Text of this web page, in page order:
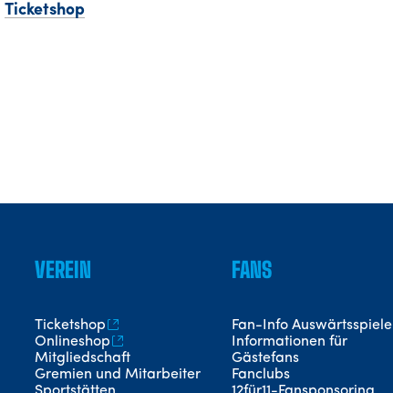
Ticketshop
VEREIN
Ticketshop
Onlineshop
Mitgliedschaft
Gremien und Mitarbeiter
FANS
Fan-Info Auswärtsspiele
Informationen für
Gästefans
Fanclubs